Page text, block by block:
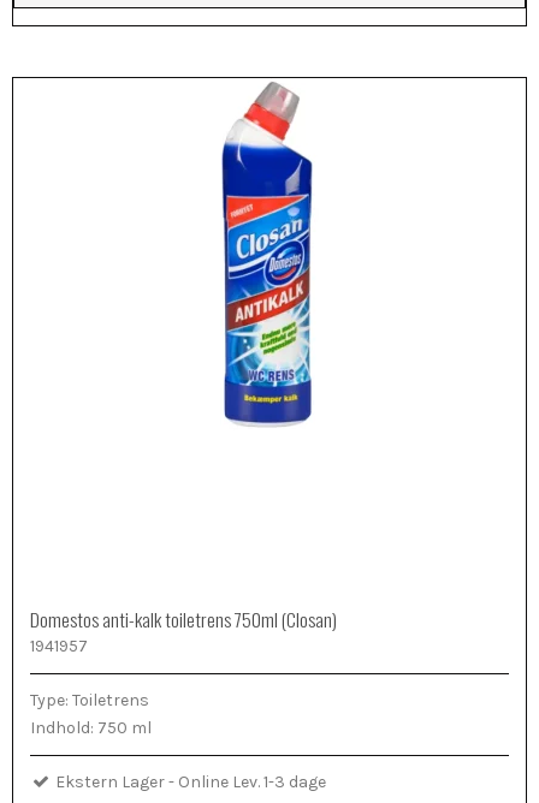
Domestos anti-kalk toiletrens 750ml (Closan)
1941957
Type: Toiletrens
Indhold: 750 ml
Ekstern Lager - Online Lev. 1-3 dage